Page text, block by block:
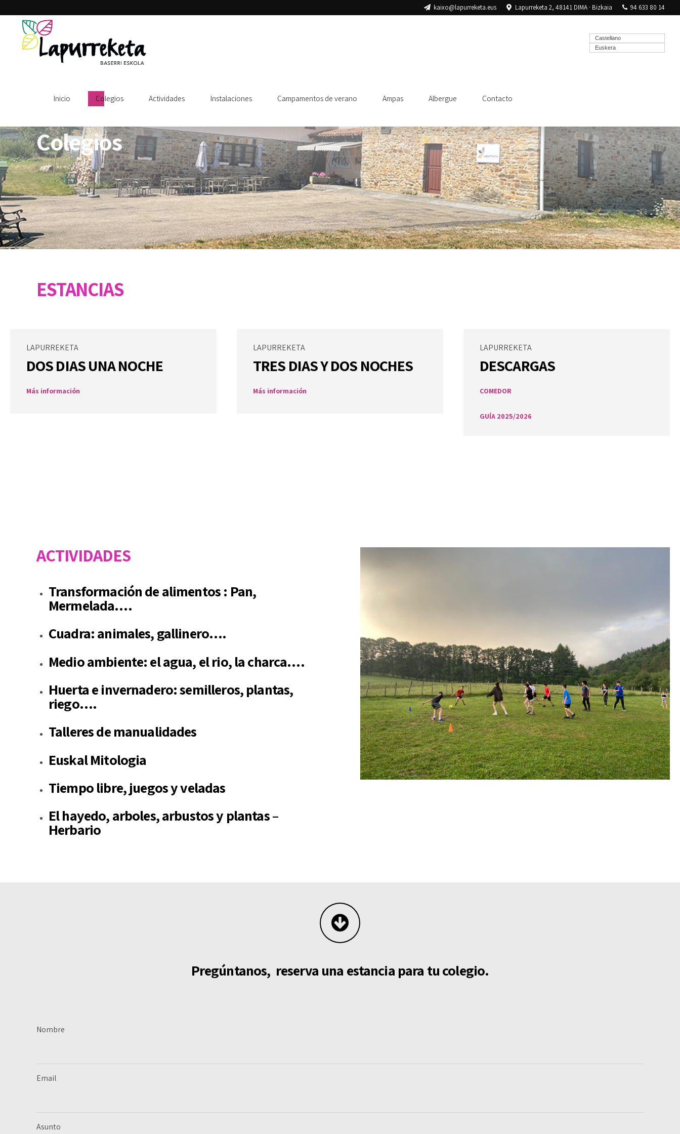
kaixo@lapurreketa.eus Lapurreketa 2, 48141 DIMA · Bizkaia 94 633 80 14
Castellano
Euskera
Inicio Colegios Actividades Instalaciones Campamentos de verano Ampas Albergue Contacto
Colegios
ESTANCIAS
LAPURREKETA
DOS DIAS UNA NOCHE
Más información
LAPURREKETA
TRES DIAS Y DOS NOCHES
Más información
LAPURREKETA
DESCARGAS
COMEDOR
GUÍA 2025/2026
ACTIVIDADES
Transformación de alimentos : Pan,
Mermelada….
Cuadra: animales, gallinero….
Medio ambiente: el agua, el rio, la charca….
Huerta e invernadero: semilleros, plantas,
riego….
Talleres de manualidades
Euskal Mitologia
Tiempo libre, juegos y veladas
El hayedo, arboles, arbustos y plantas –
Herbario
Pregúntanos, reserva una estancia para tu colegio.
Nombre
Email
Asunto